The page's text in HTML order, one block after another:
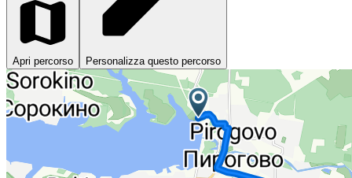
Apri percorso Personalizza questo percorso